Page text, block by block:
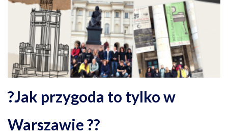
?Jak przygoda to tylko w
Warszawie ??